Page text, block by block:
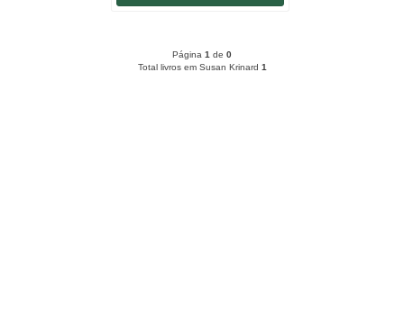
Página 1 de 0
Total livros em Susan Krinard 1